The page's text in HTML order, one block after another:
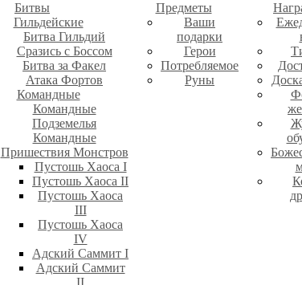
Битвы
Гильдейские
Битва Гильдий
Сразись с Боссом
Битва за Факел
Атака Фортов
Командные
Командные
Подземелья
Командные
Пришествия Монстров
Пустошь Хаоса I
Пустошь Хаоса II
Пустошь Хаоса
III
Пустошь Хаоса
IV
Адский Саммит I
Адский Саммит
Предметы
Ваши
подарки
Герои
Потребляемое
Руны